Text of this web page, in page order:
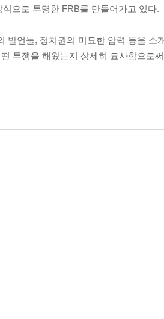
으로 투명한 FRB를 만들어가고 있다.
발언들, 정치권의 미묘한 압력 등을 소
투쟁을 해왔는지 상세히 묘사함으로